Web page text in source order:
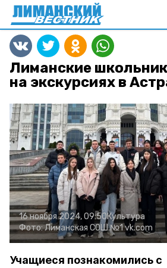
Лиманские
на экскурсиях в
16 ноября 2024, 09:50Культура
Фото:Лиманская СОШ №1vk.com
Учащиеся познакомились с